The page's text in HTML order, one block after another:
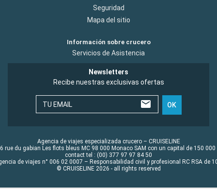
Seguridad
Mapa del sitio
Información sobre crucero
Servicios de Asistencia
Newsletters
Recibe nuestras exclusivas ofertas
TU EMAIL OK
Agencia de viajes especializada crucero – CRUISELINE
rue du gabian Les flots bleus MC 98 000 Monaco SAM con un capital de 150 000
contact tel : (00) 377 97 97 84 50
de viajes n° 006 02 0007 – Responsabilidad civil y profesional RC RSA de
© CRUISELINE 2026 - all rights reserved